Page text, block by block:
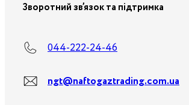
Зворотний зв’язок та підтримка
044-222-24-46
ngt@naftogaztrading.com.ua